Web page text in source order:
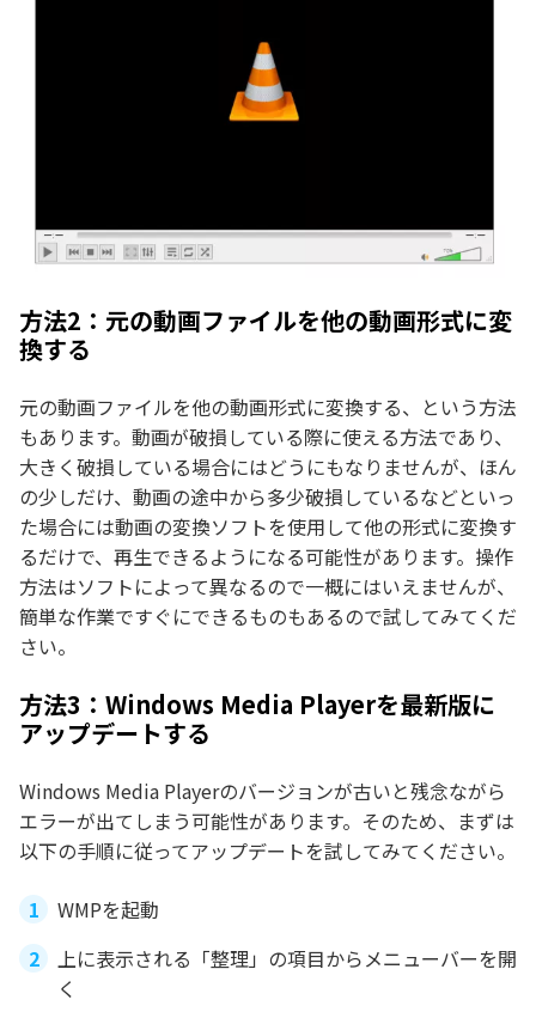
方法2：元の動画ファイルを他の動画形式に変
換する
元の動画ファイルを他の動画形式に変換する、という方法
もあります。動画が破損している際に使える方法であり、
大きく破損している場合にはどうにもなりませんが、ほん
の少しだけ、動画の途中から多少破損しているなどといっ
た場合には動画の変換ソフトを使用して他の形式に変換す
るだけで、再生できるようになる可能性があります。操作
方法はソフトによって異なるので一概にはいえませんが、
簡単な作業ですぐにできるものもあるので試してみてくだ
さい。
方法3：Windows Media Playerを最新版に
アップデートする
Windows Media Playerのバージョンが古いと残念ながら
エラーが出てしまう可能性があります。そのため、まずは
以下の手順に従ってアップデートを試してみてください。
WMPを起動
上に表示される「整理」の項目からメニューバーを開
く